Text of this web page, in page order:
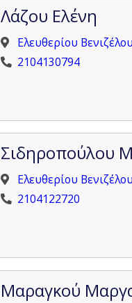
Λάζου Ελένη
Ελευθερίου
2104130794
Σιδηροπούλου
Ελευθερίου
2104122720
Μαραγκού